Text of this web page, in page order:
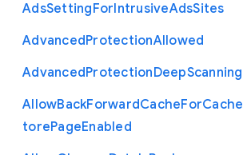
AdsSettingForIntrusiveAdsSites
AdvancedProtectionAllowed
AdvancedProtectionDeepScanning
AllowBackForwardCacheForCache
torePageEnabled